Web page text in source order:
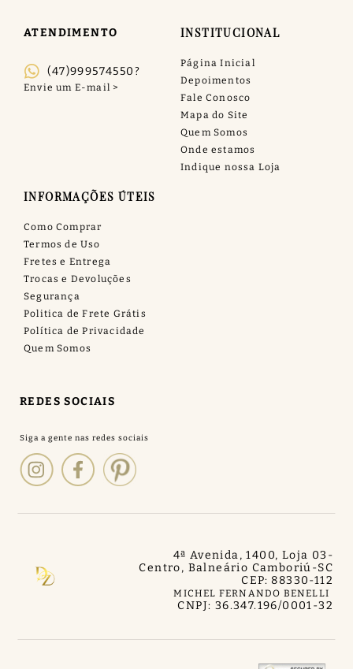
ATENDIMENTO
(47)999574550?
INSTITUCIONAL
Página Inicial
Depoimentos
Fale Conosco
Mapa do Site
Quem Somos
Onde estamos
Indique nossa Loja
INFORMAÇÕES ÚTEIS
Como Comprar
Termos de Uso
Fretes e Entrega
Trocas e Devoluções
Segurança
Politica de Frete Grátis
Política de Privacidade
Quem Somos
REDES SOCIAIS
MICHEL FERNANDO BENELLI
4ª Avenida, 1400, Loja 03 -
Centro, Balneário Camboriú-SC
CEP: 88330-112
CNPJ: 36.347.196/0001-32